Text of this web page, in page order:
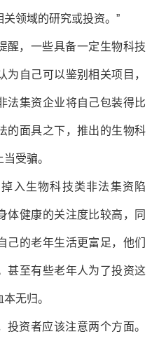
领域的研究或投资。”
醒，一些具备一定生物科技
自己可以鉴别相关项目，
法集资企业将自己包装得比
的面具之下，推出的生物科
受骗。
入生物科技类非法集资陷
体健康的关注度比较高，同
己的老年生活更富足，他们
甚至有些老年人为了投资这
无归。
资者应该注意两个方面。